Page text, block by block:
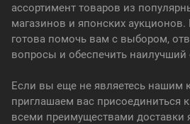
ассортимент товаров из
магазинов и японских
готова помочь вам с выбором,
вопросы и обеспечить наилучший
Если вы еще не являетесь нашим
приглашаем вас присоединиться
всеми преимуществами доставки